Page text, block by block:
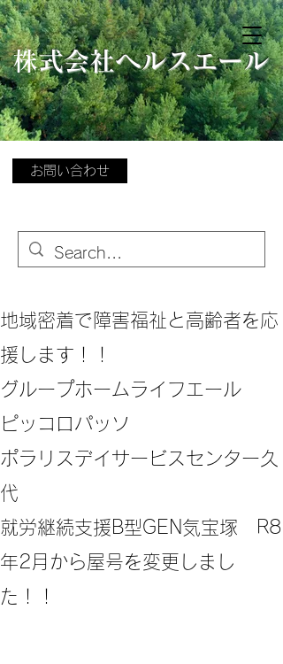
​株式会社ヘルスエール
お問い合わせ
地域密着で障害福祉と高齢者を応
援します！！
グループホームライフエール
ピッコロパッソ
ポラリスデイサービスセンター久
代
​就労継続支援B型GEN気宝塚 R8
年2月から屋号を変更しまし
た！！